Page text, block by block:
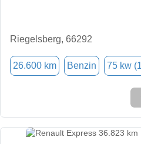
Riegelsberg, 66292
26.600 km Benzin 75 kw